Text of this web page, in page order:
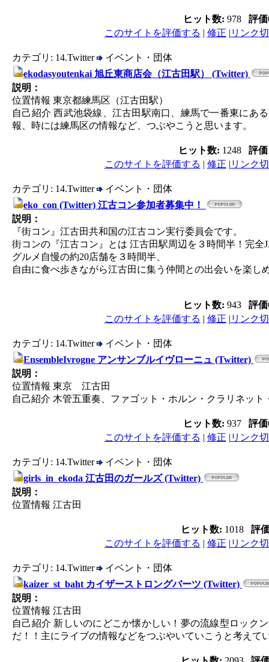
ヒット数: 978 評価
このサイトを評価する | 修正 | リンク
カテゴリ: 14.Twitter
イベント・団体
ekodasyoutenkai 旭丘東商店会（江古田駅） (Twitter)
説明：
位置情報 東京都練馬区（江古田駅）
自己紹介 西武池袋線、江古田駅南口、練馬で一番東にあ
報、時には練馬区の情報など、つぶやこうと思います。
ヒット数: 1248 評価
このサイトを評価する | 修正 | リンク
カテゴリ: 14.Twitter
イベント・団体
eko_con (Twitter) 江古コン参加者募集中！
説明：
『街コン』江古田共和国の江古コン実行委員会です。
街コンの『江古コン』とは 江古田駅周辺を３時間半！完全
グルメ自慢の約20店舗を３時間半、
自由に食べ歩きながら江古田に集う仲間との出会いを楽し
ヒット数: 943 評価
このサイトを評価する | 修正 | リンク
カテゴリ: 14.Twitter
イベント・団体
EnsembleIvrogne アンサンブルイヴローニュ (Twitter)
説明：
位置情報 東京 江古田
自己紹介 木管五重奏、ファゴット・ホルン・クラリネット
ヒット数: 937 評価
このサイトを評価する | 修正 | リンク
カテゴリ: 14.Twitter
イベント・団体
girls_in_ekoda 江古田のガールズ (Twitter)
説明：
位置情報 江古田
ヒット数: 1018
評
このサイトを評価する | 修正 | リンク
カテゴリ: 14.Twitter
イベント・団体
kaizer_st_baht カイザーストロングバーツ (Twitter)
説明：
位置情報 江古田
自己紹介 新しいのにどこか懐かしい！夢の流線型ロック
だ！！主にライブの情報などをつぶやいていこうと考えて